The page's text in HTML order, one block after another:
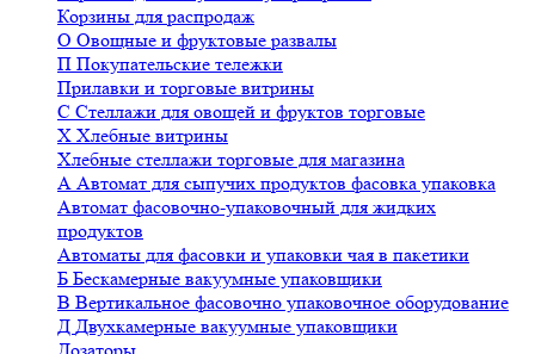
Корзины для распродаж
О Овощные и фруктовые развалы
П Покупательские тележки
Прилавки и торговые витрины
С Стеллажи для овощей и фруктов торговые
Х Хлебные витрины
Хлебные стеллажи торговые для магазина
А Автомат для сыпучих продуктов фасовка упаковка
Автомат фасовочно-упаковочный для жидких
продуктов
Автоматы для фасовки и упаковки чая в пакетики
Б Бескамерные вакуумные упаковщики
В Вертикальное фасовочно упаковочное оборудование
Д Двухкамерные вакуумные упаковщики